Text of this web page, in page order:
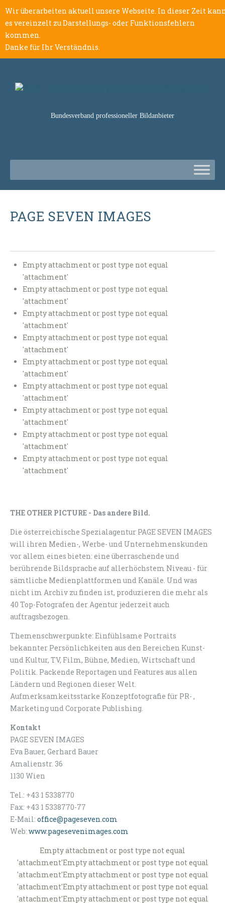
Wir überarbeiten aktuell unsere Webseite. In dieser Zeit
es vereinzelt zu Darstellungs- oder Funktionsfehlern
kommen.
Danke für Ihr Verständnis.
Bundesverband professioneller Bildanbieter
PAGE SEVEN IMAGES
Empty attachment or post type not equal
'attachment'
Empty attachment or post type not equal
'attachment'
Empty attachment or post type not equal
'attachment'
Empty attachment or post type not equal
'attachment'
Empty attachment or post type not equal
'attachment'
Empty attachment or post type not equal
'attachment'
Empty attachment or post type not equal
'attachment'
Empty attachment or post type not equal
'attachment'
Empty attachment or post type not equal
'attachment'
THE OTHER PICTURE - Das andere Bild.
Die österreichische Spezialagentur PAGE SEVEN IMAGES
will ihren Medien-, Werbe- und Unternehmenskunden
vor allem eines bieten: eine überraschende und
berührende Bildsprache auf allerhöchstem Niveau - für
sämtliche Medienplattformen und Kanäle. Und was
nicht im Archiv zu finden ist, produzieren die mehr als
40 Top-Fotografen der Agentur jederzeit auch
auftragsbezogen.
Themenschwerpunkte: Einfühlsame Portraits
bekannter Persönlichkeiten aus den Bereichen Kunst-
und Kultur, TV, Film, Bühne, Medien, Wirtschaft und
Politik. Packende Reportagen und Features aus allen
Ländern und Regionen dieser Welt.
Aufmerksamkeitsstarke Konzeptfotografie für PR- ,
Marketing und Corporate Publishing.
Kontakt
PAGE SEVEN IMAGES
Eva Bauer, Gerhard Bauer
Amalienstr. 36
1130 Wien
Tel.: +43 1 5338770
Fax: +43 1 5338770-77
E-Mail: office@pageseven.com
Web: www.pagesevenimages.com
Empty attachment or post type not equal
'attachment'Empty attachment or post type not equal
'attachment'Empty attachment or post type not equal
'attachment'Empty attachment or post type not equal
'attachment'Empty attachment or post type not equal